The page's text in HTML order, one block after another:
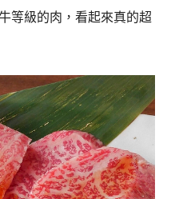
不懂，每個部位都有兩片
ン)，燒肉其實沒什麼調